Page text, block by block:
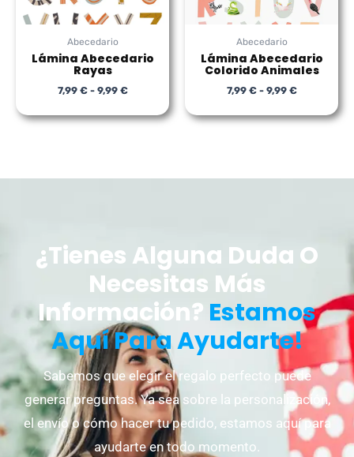
Abecedario
Lámina Abecedario
Rayas
7,99 € - 9,99 €
Abecedario
Lámina Abecedario
Colorido Animales
7,99 € - 9,99 €
¿Tienes Alguna Duda O
Necesitas Más
Información? Estamos
Aquí Para Ayudarte!
Sabemos que elegir el regalo perfecto puede
generar preguntas. Ya sea sobre la personalización,
el envío o cómo hacer tu pedido, estamos aquí para
ayudarte en todo momento.